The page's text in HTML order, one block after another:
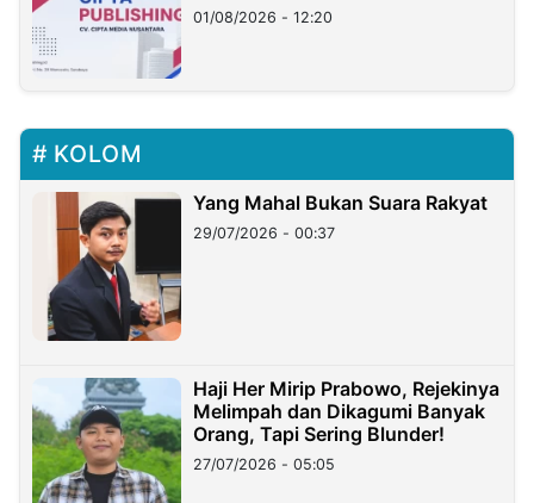
01/08/2026 - 12:20
KOLOM
Yang Mahal Bukan Suara Rakyat
29/07/2026 - 00:37
Haji Her Mirip Prabowo, Rejekinya
Melimpah dan Dikagumi Banyak
Orang, Tapi Sering Blunder!
27/07/2026 - 05:05